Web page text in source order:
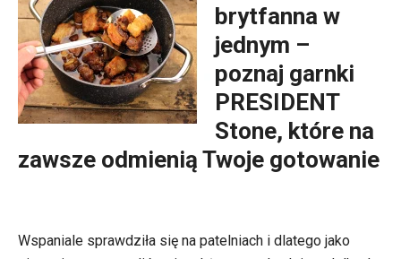
brytfanna w
jednym –
poznaj garnki
PRESIDENT
Stone, które na
zawsze odmienią Twoje gotowanie
Wspaniale sprawdziła się na patelniach i dlatego jako